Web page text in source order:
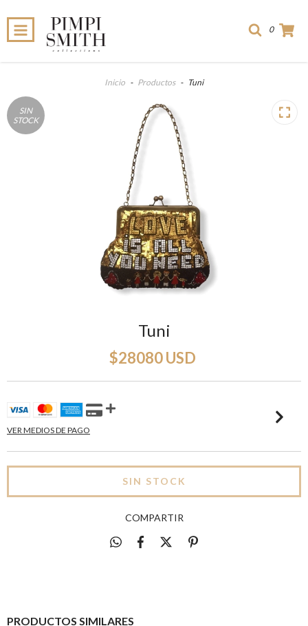
0
Inicio - Productos - Tuni
SIN
STOCK
Tuni
$28080 USD
VER MEDIOS DE PAGO
COMPARTIR
PRODUCTOS SIMILARES